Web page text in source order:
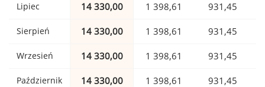
Lipiec 14 330,00 1 398,61 931,45
Sierpień 14 330,00 1 398,61 931,45
Wrzesień 14 330,00 1 398,61 931,45
Październik 14 330,00 1 398,61 931,45